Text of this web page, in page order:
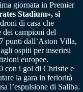
giornata in Premier
Stadium», si
di casa che
dei campioni del
punti dall’Aston Villa,
ospiti per inserirsi
europee.
con i gol di Christie e
la gara in feriorità
l’espulsione di Saliba.